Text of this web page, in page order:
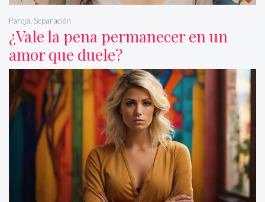
¿Vale la pena permanecer en un
amor que duele?
Pareja, Separación